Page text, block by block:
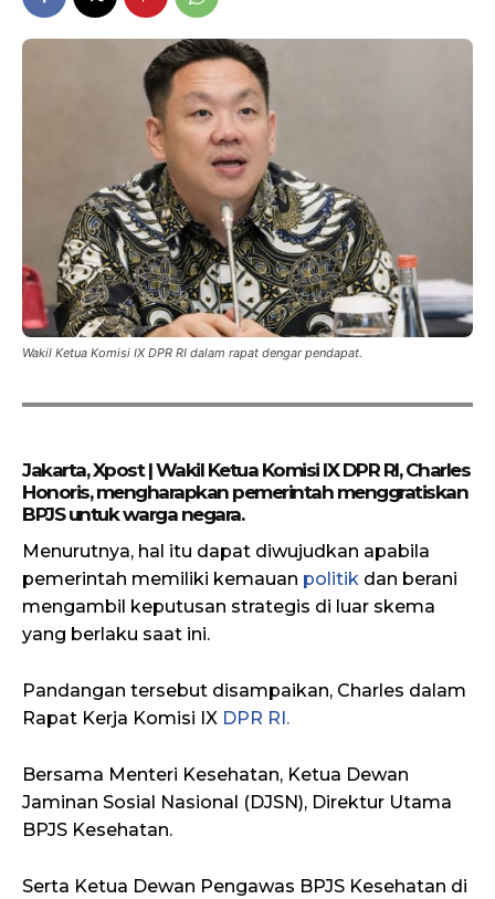
Wakil Ketua Komisi IX DPR RI dalam rapat dengar pendapat.
Jakarta, Xpost | Wakil Ketua Komisi IX DPR RI, Charles
Honoris, mengharapkan pemerintah menggratiskan
BPJS untuk warga negara.
Menurutnya, hal itu dapat diwujudkan apabila
pemerintah memiliki kemauan politik dan berani
mengambil keputusan strategis di luar skema
yang berlaku saat ini.
Pandangan tersebut disampaikan, Charles dalam
Rapat Kerja Komisi IX DPR RI.
Bersama Menteri Kesehatan, Ketua Dewan
Jaminan Sosial Nasional (DJSN), Direktur Utama
BPJS Kesehatan.
Serta Ketua Dewan Pengawas BPJS Kesehatan di